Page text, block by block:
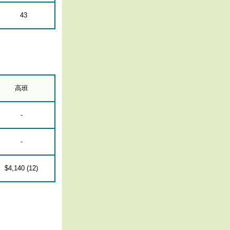
43
高班
-
-
$4,140 (12)